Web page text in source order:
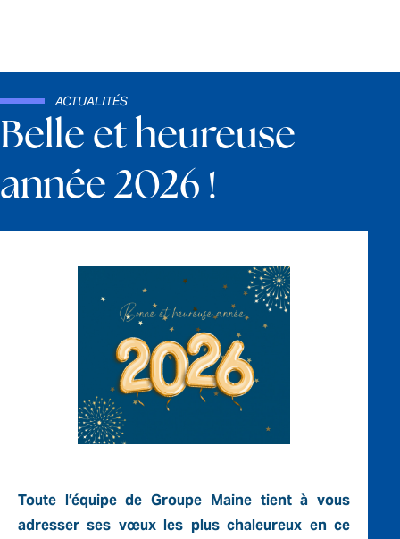
ACTUALITÉS
Belle et heureuse
année 2026 !
Toute l’équipe de Groupe Maine tient à vous
adresser ses vœux les plus chaleureux en ce